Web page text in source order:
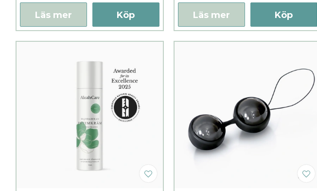
Köp
Läs mer Köp
Läs mer